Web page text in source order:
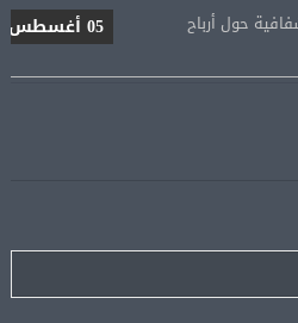
05 أغسطس
رسميًا.. انطلاق الدورى الممتاز 21 أغسطس.. وقمة الزمالك